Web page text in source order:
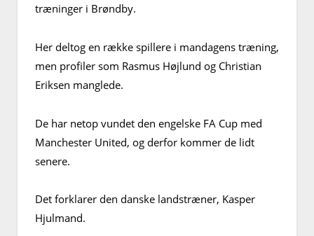
træninger i Brøndby.
Her deltog en række spillere i mandagens træning,
men profiler som Rasmus Højlund og Christian
Eriksen manglede.
De har netop vundet den engelske FA Cup med
Manchester United, og derfor kommer de lidt
senere.
Det forklarer den danske landstræner, Kasper
Hjulmand.